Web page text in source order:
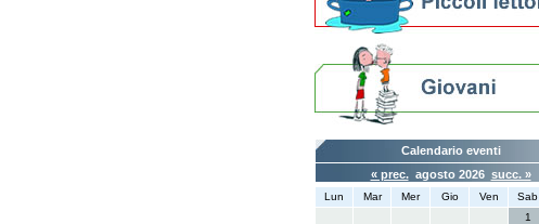
Calendario eventi
« prec.agosto 2026 succ. »
Lun Mar Mer Gio Ven Sab
1